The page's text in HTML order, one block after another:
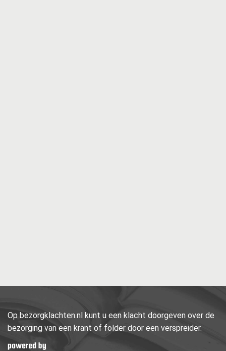
Op bezorgklachten.nl kunt u een klacht doorgeven over de
bezorging van een krant of folder door een verspreider.